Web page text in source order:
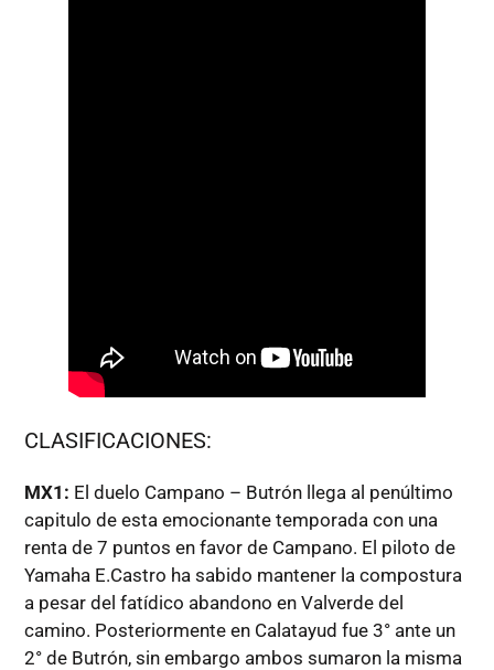
CLASIFICACIONES:
MX1: El duelo Campano – Butrón llega al penúltimo
capitulo de esta emocionante temporada con una
renta de 7 puntos en favor de Campano. El piloto de
Yamaha E.Castro ha sabido mantener la compostura
a pesar del fatídico abandono en Valverde del
camino. Posteriormente en Calatayud fue 3° ante un
2° de Butrón, sin embargo ambos sumaron la misma